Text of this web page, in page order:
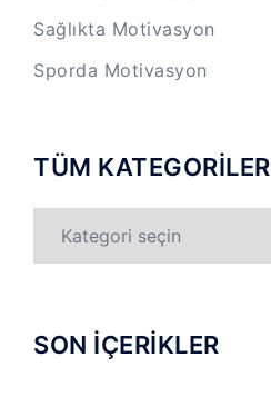
Sağlıkta Motivasyon
Sporda Motivasyon
TÜM KATEGORİLER
KATEGORİLER
SON İÇERİKLER